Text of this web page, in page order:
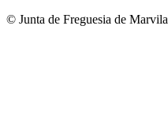
© Junta de Freguesia de Marvila